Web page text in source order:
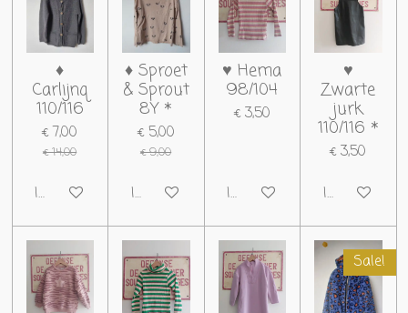
♦
Carlijnq
110/116
€ 7,00
€ 14,00
In winkelwagen
♦ Sproet
& Sprout
8Y *
€ 5,00
€ 9,00
In winkelwagen
♥ Hema
98/104
€ 3,50
In winkelwagen
♥
Zwarte
jurk
110/116 *
€ 3,50
In
Sale!